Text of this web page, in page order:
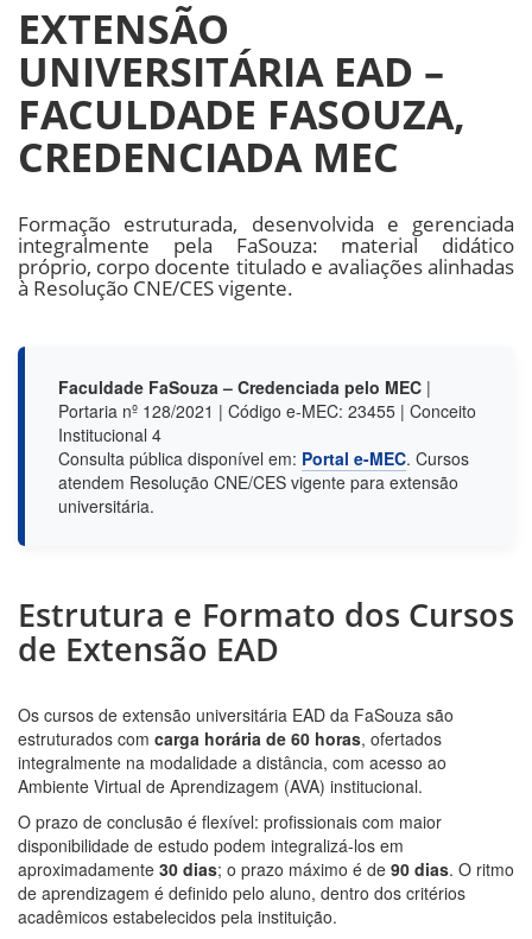
EXTENSÃO
UNIVERSITÁRIA EAD –
FACULDADE FASOUZA,
CREDENCIADA MEC
Formação estruturada, desenvolvida e gerenciada
integralmente pela FaSouza: material didático
próprio, corpo docente titulado e avaliações alinhadas
à Resolução CNE/CES vigente.
Faculdade FaSouza – Credenciada pelo MEC |
Portaria nº 128/2021 | Código e-MEC: 23455 | Conceito
Institucional 4
Consulta pública disponível em: Portal e-MEC. Cursos
atendem Resolução CNE/CES vigente para extensão
universitária.
Estrutura e Formato dos Cursos
de Extensão EAD
Os cursos de extensão universitária EAD da FaSouza são
estruturados com carga horária de 60 horas, ofertados
integralmente na modalidade a distância, com acesso ao
Ambiente Virtual de Aprendizagem (AVA) institucional.
O prazo de conclusão é flexível: profissionais com maior
disponibilidade de estudo podem integralizá-los em
aproximadamente 30 dias; o prazo máximo é de 90 dias. O ritmo
de aprendizagem é definido pelo aluno, dentro dos critérios
acadêmicos estabelecidos pela instituição.